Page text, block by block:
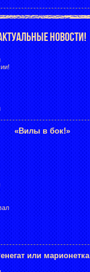
НОВОСТИ!
«Вилы в бок!»
или марионетка